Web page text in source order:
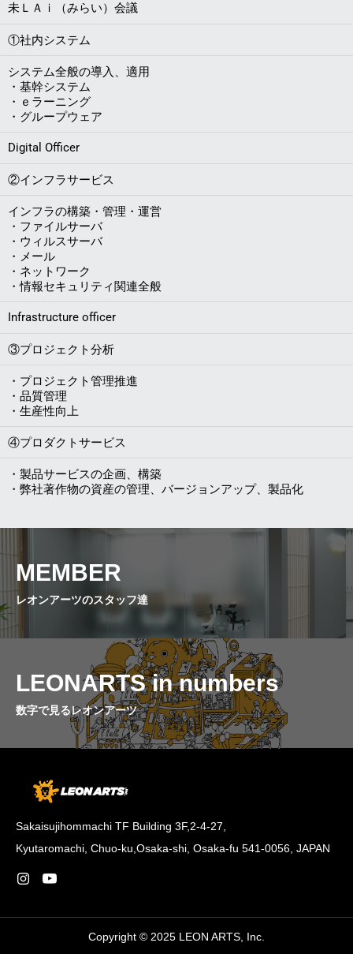
未ＬＡｉ（みらい）会議
①社内システム
システム全般の導入、適用
・基幹システム
・ｅラーニング
・グループウェア
Digital Officer
②インフラサービス
インフラの構築・管理・運営
・ファイルサーバ
・ウィルスサーバ
・メール
・ネットワーク
・情報セキュリティ関連全般
Infrastructure officer
③プロジェクト分析
・プロジェクト管理推進
・品質管理
・生産性向上
④プロダクトサービス
・製品サービスの企画、構築
・弊社著作物の資産の管理、バージョンアップ、製品化
MEMBER
レオンアーツのスタッフ達
LEONARTS in numbers
数字で見るレオンアーツ
Sakaisujihommachi TF Building 3F,2-4-27,
Kyutaromachi, Chuo-ku,Osaka-shi, Osaka-fu 541-0056, JAPAN
Copyright © 2025 LEON ARTS, Inc.